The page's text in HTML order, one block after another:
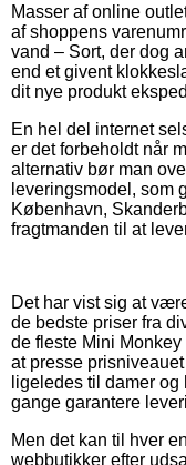
Masser af online
af shoppens
vand – Sort, der dog
end et givent
dit nye produkt
En hel del internet
er det forbeholdt når
alternativ bør man
leveringsmodel, som
København,
fragtmanden til at
Det har vist sig at
de bedste priser fra
de fleste Mini
at presse
ligeledes til damer
gange garantere
Men det kan til hver
webbutikker efter